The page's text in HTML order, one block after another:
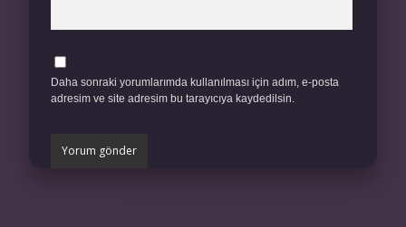
Daha sonraki yorumlarımda kullanılması için adım, e-posta
adresim ve site adresim bu tarayıcıya kaydedilsin.